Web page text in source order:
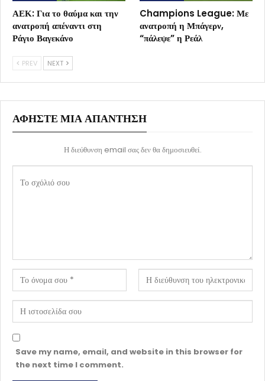
ΑΕΚ: Για το θαύμα και την
ανατροπή απέναντι στη
Ράγιο Βαγεκάνο
Champions League: Με
ανατροπή η Μπάγερν,
“πάλεψε” η Ρεάλ
PREV NEXT
ΑΦΉΣΤΕ ΜΙΑ ΑΠΆΝΤΗΣΗ
Η διεύθυνση email σας δεν θα δημοσιευθεί.
Save my name, email, and website in this browser for
the next time I comment.